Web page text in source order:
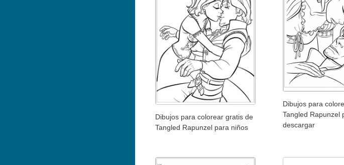
Dibujos para colorear gratis de
Tangled Rapunzel para niños
Dibujos para
Tangled Rapunzel
descargar